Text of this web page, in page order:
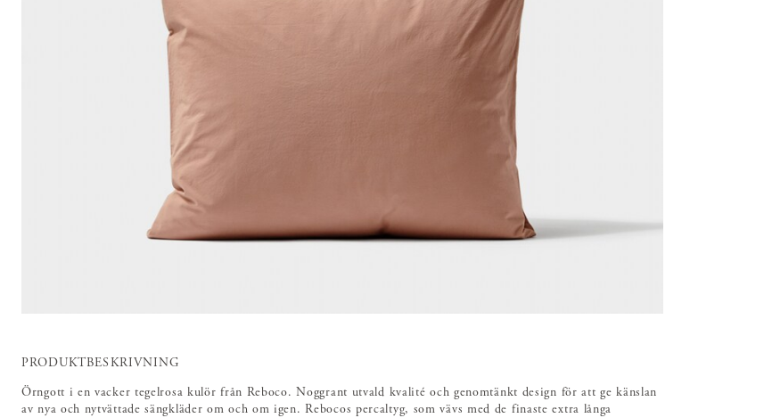
PRODUKTBESKRIVNING
Örngott i en vacker tegelrosa kulör från Reboco. Noggrant utvald kvalité och genomtänkt design för att ge känslan
av nya och nytvättade sängkläder om och om igen. Rebocos percaltyg, som vävs med de finaste extra långa